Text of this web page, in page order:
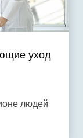
уход
людей